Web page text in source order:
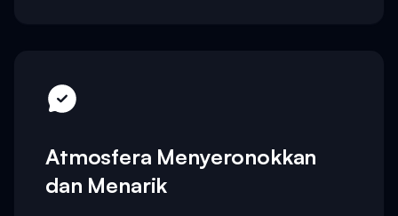
Atmosfera Menyeronokkan
dan Menarik